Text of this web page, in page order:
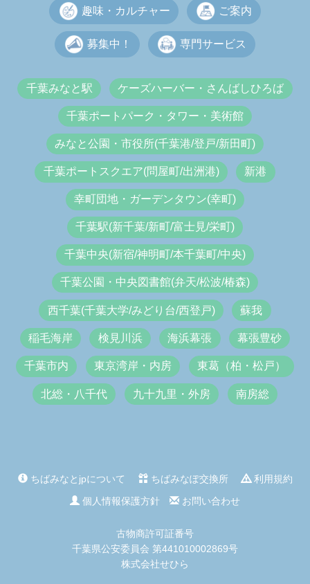
趣味・カルチャー ご案内
募集中！ 専門サービス
千葉みなと駅 ケーズハーバー・さんばしひろば
千葉ポートパーク・タワー・美術館
みなと公園・市役所(千葉港/登戸/新田町)
千葉ポートスクエア(問屋町/出洲港) 新港
幸町団地・ガーデンタウン(幸町)
千葉駅(新千葉/新町/富士見/栄町)
千葉中央(新宿/神明町/本千葉町/中央)
千葉公園・中央図書館(弁天/松波/椿森)
西千葉(千葉大学/みどり台/西登戸) 蘇我
稲毛海岸 検見川浜 海浜幕張 幕張豊砂
千葉市内 東京湾岸・内房 東葛（柏・松戸）
北総・八千代 九十九里・外房 南房総
ちばみなとjpについて ちばみなぽ交換所
利用規約
個人情報保護方針
お問い合わせ
古物商許可証番号
千葉県公安委員会 第441010002869号
株式会社せひら